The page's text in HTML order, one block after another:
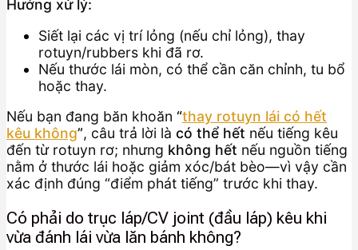
Hướng xử lý:
Siết lại các vị trí lỏng (nếu chỉ lỏng), thay
rotuyn/rubbers khi đã rơ.
Nếu thước lái mòn, có thể cần căn chỉnh, tu bổ
hoặc thay.
Nếu bạn đang băn khoăn “thay rotuyn lái có hết
kêu không”, câu trả lời là có thể hết nếu tiếng kêu
đến từ rotuyn rơ; nhưng không hết nếu nguồn tiếng
nằm ở thước lái hoặc giảm xóc/bát bèo—vì vậy cần
xác định đúng “điểm phát tiếng” trước khi thay.
Có phải do trục láp/CV joint (đầu láp) kêu khi
vừa đánh lái vừa lăn bánh không?